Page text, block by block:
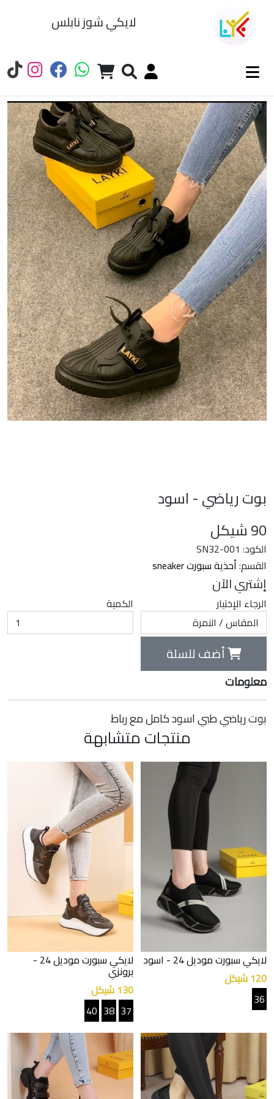
لايكي شوز نابلس
بوت رياضي - اسود
90شيكل
الكود: SN32-001
القسم:أحذية سبورت sneaker
إشتري الآن
الرجاء الإختيار الكمية
أضف للسلة
معلومات
بوت رياضي طبي اسود كامل مع رباط
منتجات متشابهة
لايكي سبورت موديل 24
- اسود
120 شيكل
36
لايكي سبورت موديل 24 -
برونزي
130 شيكل
37
38
40